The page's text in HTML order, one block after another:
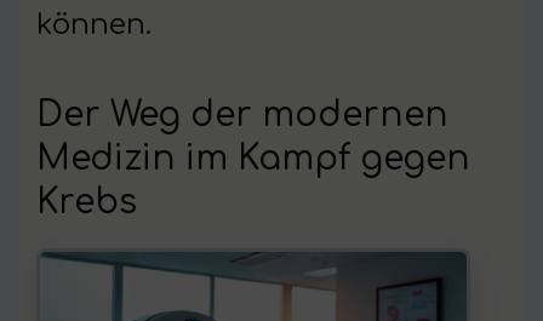
können.
Der Weg der modernen
Medizin im Kampf gegen
Krebs